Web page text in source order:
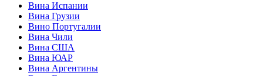
Вина Испании
Вина Грузии
Вино Португалии
Вина Чили
Вина США
Вина ЮАР
Вина Аргентины